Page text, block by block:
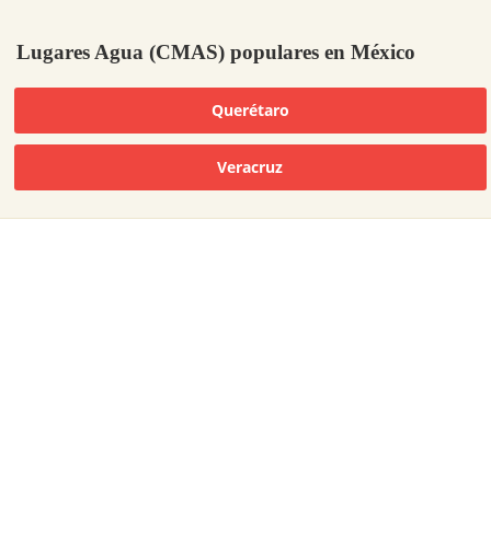
Lugares Agua (CMAS) populares en México
Querétaro
Veracruz